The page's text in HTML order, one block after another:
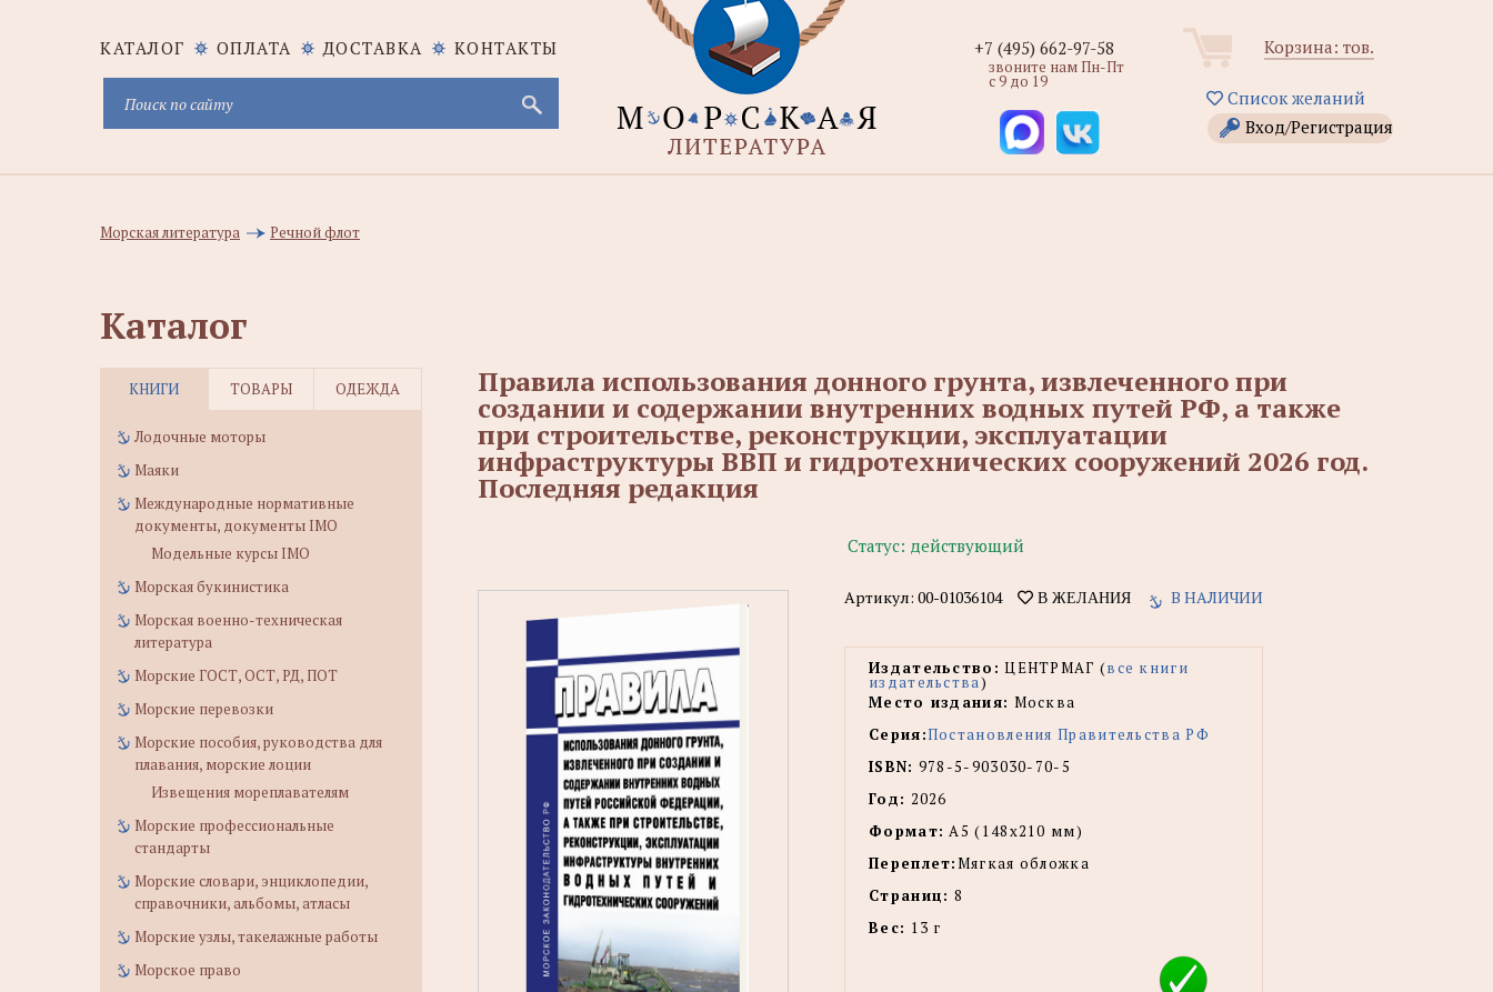
КАТАЛОГ ОПЛАТА ДОСТАВКА КОНТАКТЫ Корзина: тов.
Список желаний
Вход/Регистрация
+7 (495) 662-97-58
звоните нам Пн-Пт
с 9 до 19
Морская литература Речной флот
Каталог
КНИГИ ТОВАРЫ ОДЕЖДА
Лодочные моторы
Маяки
Международные нормативные
документы, документы IMO
Модельные курсы IMO
Морская букинистика
Морская военно-техническая
литература
Морские ГОСТ, ОСТ, РД, ПОТ
Морские перевозки
Морские пособия, руководства для
плавания, морские лоции
Извещения мореплавателям
Морские профессиональные
стандарты
Морские словари, энциклопедии,
справочники, альбомы, атласы
Морские узлы, такелажные работы
Морское право
Правила использования донного грунта, извлеченного при
создании и содержании внутренних водных путей РФ, а также
при строительстве, реконструкции, эксплуатации
инфраструктуры ВВП и гидротехнических сооружений 2026 год.
Последняя редакция
Статус: действующий
Артикул: 00-01036104 В ЖЕЛАНИЯ В НАЛИЧИИ
Издательство: ЦЕНТРМАГ (все книги
издательства)
Место издания: Москва
Серия:Постановления Правительства РФ
ISBN: 978-5-903030-70-5
Год: 2026
Формат: А5 (148x210 мм)
Переплет:Мягкая обложка
Страниц: 8
Вес: 13 г